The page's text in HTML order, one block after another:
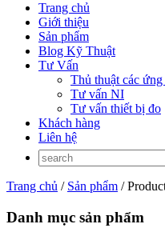
Trang chủ
Giới thiệu
Sản phẩm
Blog Kỹ Thuật
Tư Vấn
Thủ thuật các
Tư vấn NI
Tư vấn thiết bị đo
Khách hàng
Liên hệ
Trang chủ / Sản phẩm /
Danh mục sản phẩm